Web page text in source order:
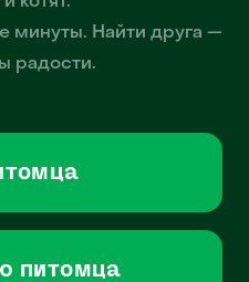
минуты. Найти друга —
радости.
питомца